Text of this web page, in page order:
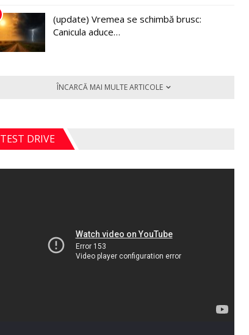
(update) Vremea se schimbă brusc:
Canicula aduce…
ÎNCARCĂ MAI MULTE ARTICOLE
TEST DRIVE